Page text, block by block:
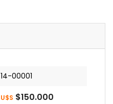
14-00001
U$S $150.000